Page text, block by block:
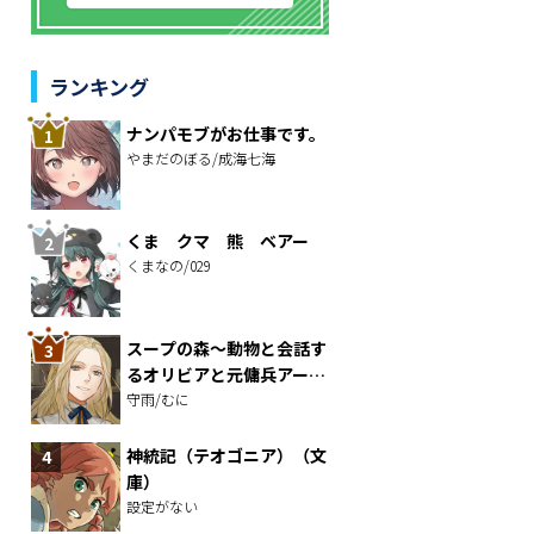
ランキング
ナンパモブがお仕事です。
やまだのぼる/成海七海
くま クマ 熊 ベアー
くまなの/029
スープの森～動物と会話す
るオリビアと元傭兵アーサ
ーの物語～
守雨/むに
神統記（テオゴニア）（文
庫）
設定がない